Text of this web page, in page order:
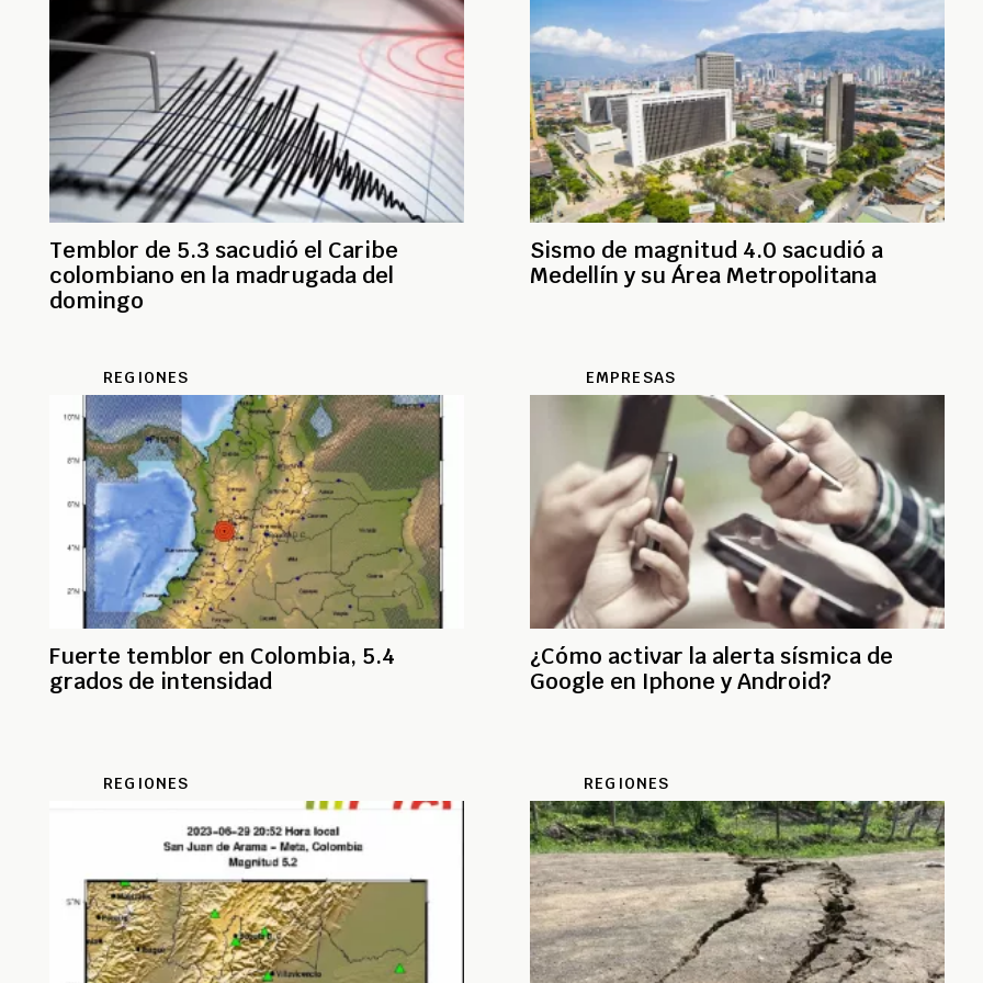
Temblor de 5.3 sacudió el Caribe
colombiano en la madrugada del
domingo
Sismo de magnitud 4.0 sacudió a
Medellín y su Área Metropolitana
REGIONES
Fuerte temblor en Colombia, 5.4
grados de intensidad
EMPRESAS
¿Cómo activar la alerta sísmica de
Google en Iphone y Android?
REGIONES REGIONES